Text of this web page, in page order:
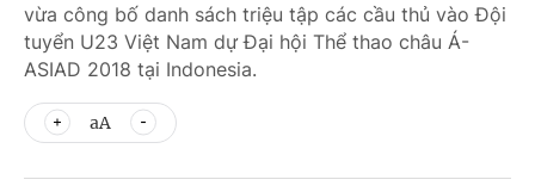
vừa công bố danh sách triệu tập các cầu thủ vào Đội
tuyển U23 Việt Nam dự Đại hội Thể thao châu Á-
ASIAD 2018 tại Indonesia.
aA